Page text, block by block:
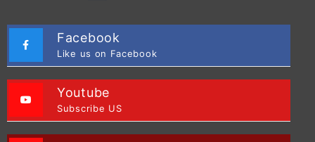
Facebook
Like us on Facebook
Youtube
Subscribe US